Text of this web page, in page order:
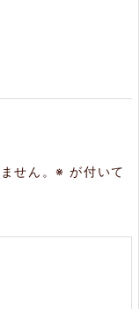
せん。※ が付いて